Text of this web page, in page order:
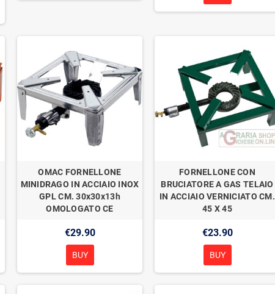
OMAC FORNELLONE
MINIDRAGO IN ACCIAIO INOX
GPL CM. 30x30x13h
OMOLOGATO CE
€29.90
BUY
FORNELLONE CON
BRUCIATORE A GAS TELAIO
IN ACCIAIO VERNICIATO CM.
45 X 45
€23.90
BUY